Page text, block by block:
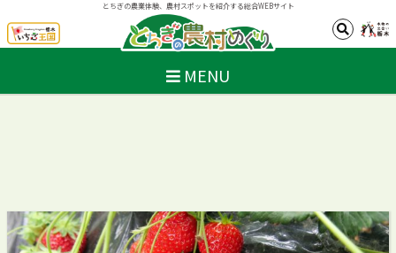
とちぎの農業体験、農村スポットを紹介する総合WEBサイト
MENU